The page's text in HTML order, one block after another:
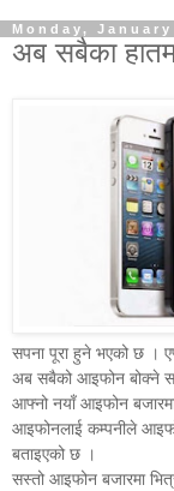
Monday,
अब सबैका
सपना पूरा हुने भएको छ ।
अब सबैको आइफोन बोक्ने
आफ्नो नयाँ आइफोन
आइफोनलाई कम्पनीले
बताइएको छ ।
सस्तो आइफोन बजारमा